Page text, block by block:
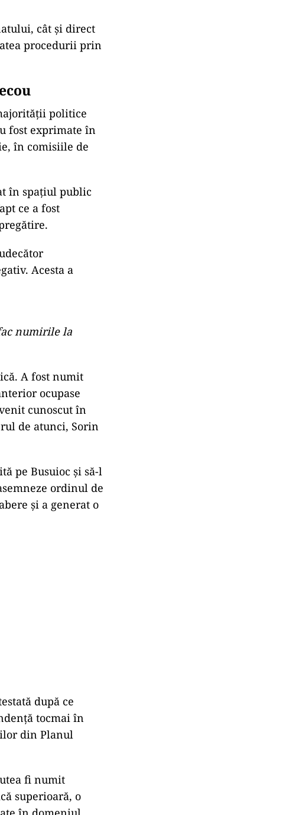
cât și direct
procedurii prin
politice
fost exprimate în
în comisiile de
în spațiul public
ce a fost
Acesta a
numirile la
A fost numit
ocupase
cunoscut în
de atunci, Sorin
pe Busuioc și să-l
ordinul de
și a generat o
după ce
tocmai în
din Planul
fi numit
superioară, o